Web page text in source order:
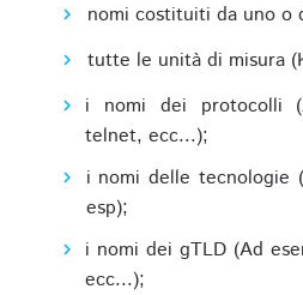
nomi costituiti da uno o
tutte le unità di misura
i nomi dei protocolli
telnet, ecc...);
i nomi delle tecnologie
esp);
i nomi dei gTLD (Ad
ecc...);